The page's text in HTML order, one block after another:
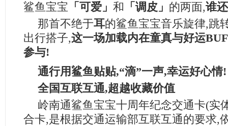
鲨鱼宝宝 「可爱」 和 「调皮」 的两面,谁
那首不绝于耳的鲨鱼宝宝音乐旋律,跳
出行搭子,这一场加载内在童真与好运
参与!
通行用鲨鱼贴贴,“滴”一声,幸运好心情!
全国互联互通,超越收藏价值
岭南通鲨鱼宝宝十周年纪念交通卡(实
合卡,是根据交通运输部互联互通的要求,